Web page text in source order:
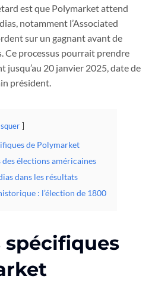
est que Polymarket attend
notamment l’Associated
sur un gagnant avant de
Ce processus pourrait prendre
jusqu’au 20 janvier 2025, date de
président.
de Polymarket
des élections américaines
dans les résultats
: l’élection de 1800
spécifiques